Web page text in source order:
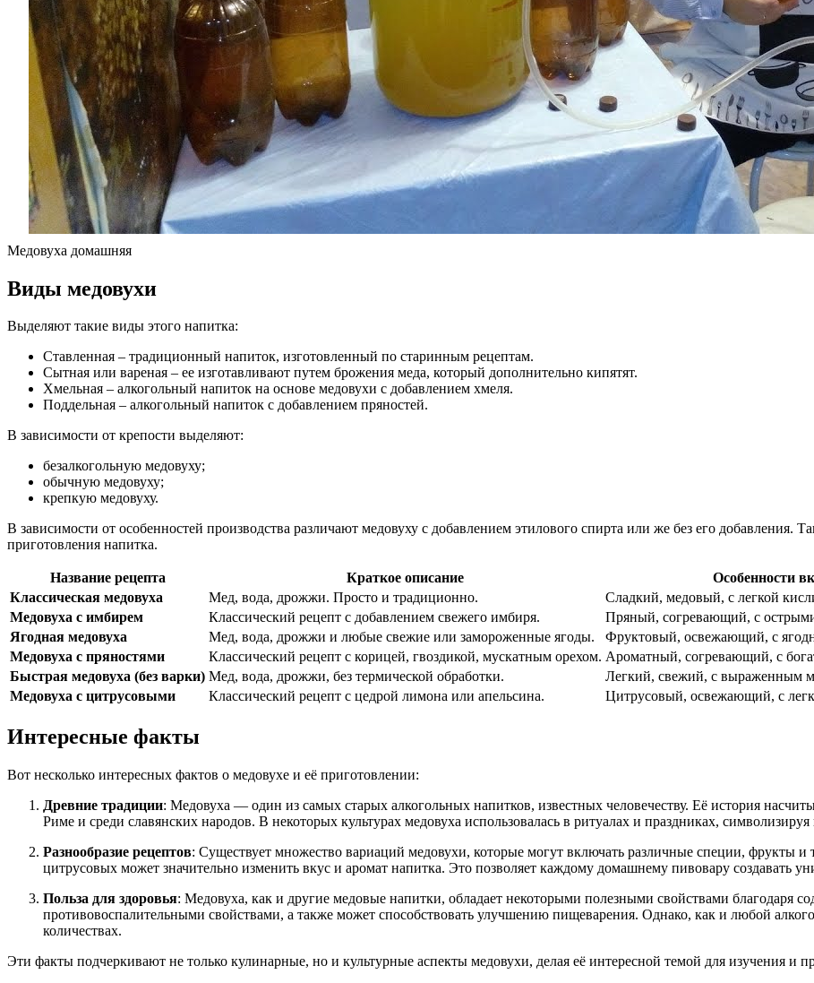
Медовуха домашняя
Виды медовухи
Выделяют такие виды этого напитка:
Ставленная – традиционный напиток, изготовленный по старинным рецептам.
Сытная или вареная – ее изготавливают путем брожения меда, который дополнительно кипятят.
Хмельная – алкогольный напиток на основе медовухи с добавлением хмеля.
Поддельная – алкогольный напиток с добавлением пряностей.
В зависимости от крепости выделяют:
безалкогольную медовуху;
обычную медовуху;
крепкую медовуху.
В зависимости от особенностей производства различают медовуху с добавлением этилового спирта или же без его добавления.
приготовления напитка.
Название рецепта Краткое описание
Особенности
Классическая медовуха
Мед, вода, дрожжи. Просто и традиционно.
Сладкий, медовый, с легкой
Медовуха с имбирем
Классический рецепт с добавлением свежего имбиря.
Пряный, согревающий, с
Ягодная медовуха
Мед, вода, дрожжи и любые свежие или замороженные ягоды.
Фруктовый, освежающий, с
Медовуха с пряностями
Классический рецепт с корицей, гвоздикой, мускатным орехом. Ароматный, согревающий, с
Быстрая медовуха (без варки) Мед, вода, дрожжи, без термической обработки.
Легкий, свежий, с выраженным
Медовуха с цитрусовыми
Классический рецепт с цедрой лимона или апельсина. Цитрусовый, освежающий, с
Интересные факты
Вот несколько интересных фактов о медовухе и её приготовлении:
Древние традиции: Медовуха — один из самых старых алкогольных напитков, известных человечеству. Её история
Риме и среди славянских народов. В некоторых культурах медовуха использовалась в ритуалах и праздниках,
Разнообразие рецептов: Существует множество вариаций медовухи, которые могут включать различные специи, фрукты
цитрусовых может значительно изменить вкус и аромат напитка. Это позволяет каждому домашнему пивовару создавать
Польза для здоровья: Медовуха, как и другие медовые напитки, обладает некоторыми полезными свойствами благодаря
противовоспалительными свойствами, а также может способствовать улучшению пищеварения. Однако, как и любой
количествах.
Эти факты подчеркивают не только кулинарные, но и культурные аспекты медовухи, делая её интересной темой для изучения и